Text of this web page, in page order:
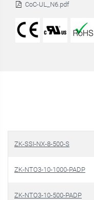
CoC-UL_N6.pdf
ZK-SSI-NX-8-500-S
ZK-NTO3-10-1000-PADP
ZK-NTO3-10-500-PADP